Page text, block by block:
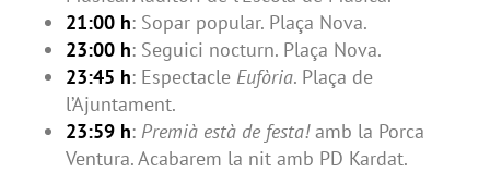
21:00 h: Sopar popular. Plaça Nova.
23:00 h: Seguici nocturn. Plaça Nova.
23:45 h: Espectacle Eufòria. Plaça de
l’Ajuntament.
23:59 h: Premià està de festa!amb la Porca
Ventura. Acabarem la nit amb PD Kardat.